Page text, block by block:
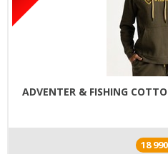
ADVENTER & FISHING
18